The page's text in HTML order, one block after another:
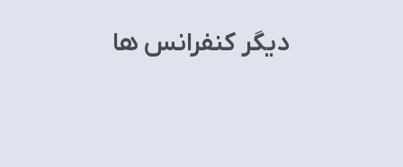
دیگر کنفرانس ها